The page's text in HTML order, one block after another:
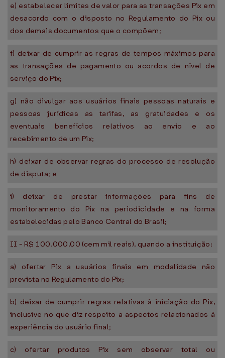
e) estabelecer limites de valor para as transações Pix em
desacordo com o disposto no Regulamento do Pix ou
dos demais documentos que o compõem;
f) deixar de cumprir as regras de tempos máximos para
as transações de pagamento ou acordos de nível de
serviço do Pix;
g) não divulgar aos usuários finais pessoas naturais e
pessoas jurídicas as tarifas, as gratuidades e os
eventuais benefícios relativos ao envio e ao
recebimento de um Pix;
h) deixar de observar regras do processo de resolução
de disputa; e
i) deixar de prestar informações para fins de
monitoramento do Pix na periodicidade e na forma
estabelecidas pelo Banco Central do Brasil;
II - R$ 100.000,00 (cem mil reais), quando a instituição:
a) ofertar Pix a usuários finais em modalidade não
prevista no Regulamento do Pix;
b) deixar de cumprir regras relativas à iniciação do Pix,
inclusive no que diz respeito a aspectos relacionados à
experiência do usuário final;
c) ofertar produtos Pix sem observar total ou